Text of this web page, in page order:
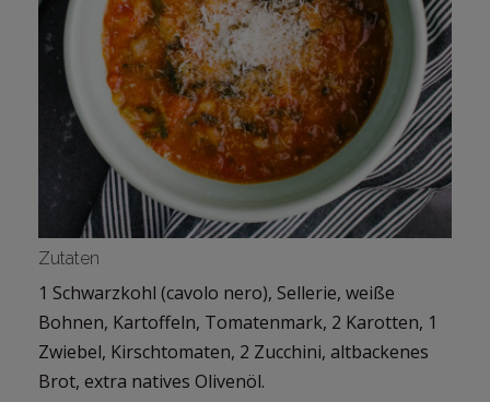
Zutaten
1 Schwarzkohl (cavolo nero), Sellerie, weiße
Bohnen, Kartoffeln, Tomatenmark, 2 Karotten, 1
Zwiebel, Kirschtomaten, 2 Zucchini, altbackenes
Brot, extra natives Olivenöl.